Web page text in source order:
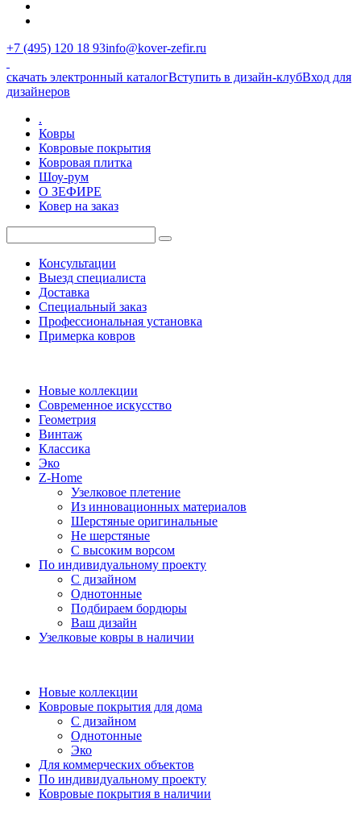
+7 (495) 120 18 93info@kover-zefir.ru
скачать электронный каталогВступить в дизайн-клубВход для
дизайнеров
.
Ковры
Ковровые покрытия
Ковровая плитка
Шоу-рум
О ЗЕФИРЕ
Ковер на заказ
Консультации
Выезд специалиста
Доставка
Специальный заказ
Профессиональная установка
Примерка ковров
Новые коллекции
Современное искусство
Геометрия
Винтаж
Классика
Эко
Z-Home
Узелковое плетение
Из инновационных материалов
Шерстяные оригинальные
Не шерстяные
С высоким ворсом
По индивидуальному проекту
С дизайном
Однотонные
Подбираем бордюры
Ваш дизайн
Узелковые ковры в наличии
Новые коллекции
Ковровые покрытия для дома
С дизайном
Однотонные
Эко
Для коммерческих объектов
По индивидуальному проекту
Ковровые покрытия в наличии